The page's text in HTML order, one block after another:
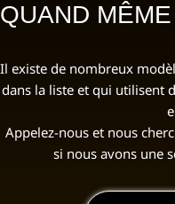
QUAND MÊME
Il existe de nombreux
dans la liste et qui utilisent
Appelez-nous et nous
si nous avons une